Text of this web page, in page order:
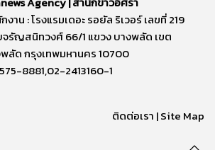
งาน : โรงแรมเดอะ รอยัล ริเวอร์ เลขที่ 219
รัญสนิทวงศ์ 66/1 แขวง บางพลัด เขต
ลัด กรุงเทพมหานคร 10700
8881,02-2413160-1
ติดต่อเรา |Site Map